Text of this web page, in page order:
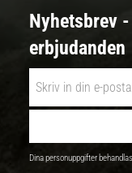
Nyhetsbrev
erbjudanden
Dina personuppgifter